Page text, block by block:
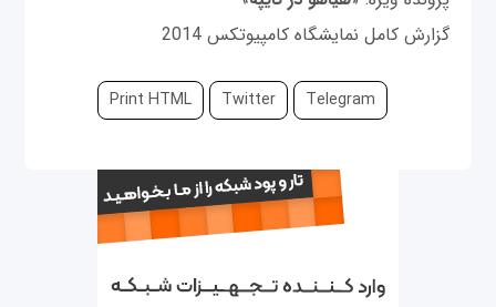
گزارش كامل نمايشگاه كامپيوتكس 2014
Telegram
Twitter
Print HTML